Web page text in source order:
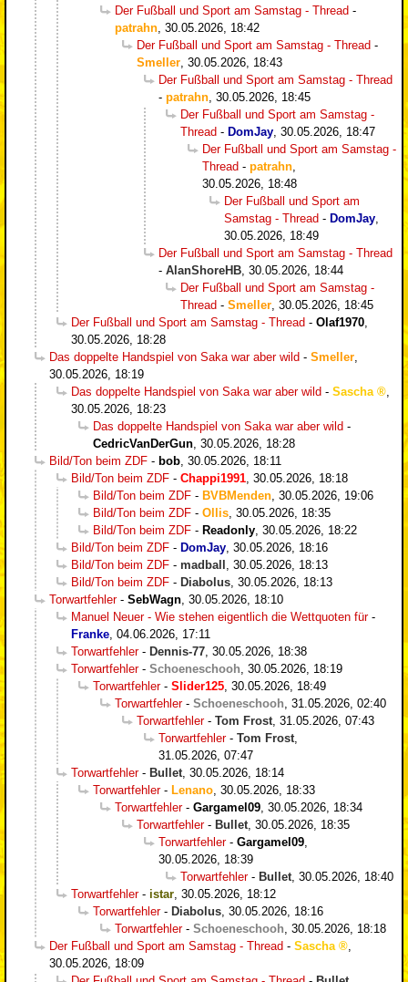
Der Fußball und Sport am Samstag - Thread -
patrahn 30.05.2026, 18:42
Der Fußball und Sport am Samstag - Thread -
Smeller 30.05.2026, 18:43
Der Fußball und Sport am Samstag - Thread
- patrahn 30.05.2026, 18:45
Der Fußball und Sport am Samstag -
Thread - DomJay 30.05.2026, 18:47
Der Fußball und Sport am Samstag -
Thread - patrahn
30.05.2026, 18:48
Der Fußball und Sport am
Samstag - Thread - DomJay
30.05.2026, 18:49
Der Fußball und Sport am Samstag - Thread
- AlanShoreHB 30.05.2026, 18:44
Der Fußball und Sport am Samstag -
Thread - Smeller 30.05.2026, 18:45
Der Fußball und Sport am Samstag - Thread - Olaf1970
30.05.2026, 18:28
Das doppelte Handspiel von Saka war aber wild - Smeller
30.05.2026, 18:19
Das doppelte Handspiel von Saka war aber wild - Sascha
30.05.2026, 18:23
Das doppelte Handspiel von Saka war aber wild -
CedricVanDerGun 30.05.2026, 18:28
Bild/Ton beim ZDF - bob 30.05.2026, 18:11
Bild/Ton beim ZDF - Chappi1991 30.05.2026, 18:18
Bild/Ton beim ZDF - BVBMenden 30.05.2026, 19:06
Bild/Ton beim ZDF - Ollis 30.05.2026, 18:35
Bild/Ton beim ZDF - Readonly 30.05.2026, 18:22
Bild/Ton beim ZDF - DomJay 30.05.2026, 18:16
Bild/Ton beim ZDF - madball
30.05.2026, 18:13
Bild/Ton beim ZDF - Diabolus 30.05.2026, 18:13
Torwartfehler- SebWagn 30.05.2026, 18:10
Manuel Neuer - Wie stehen eigentlich die Wettquoten für-
Franke 04.06.2026, 17:11
Torwartfehler- Dennis-77 30.05.2026, 18:38
Torwartfehler- Schoeneschooh 30.05.2026, 18:19
Torwartfehler- Slider125 30.05.2026, 18:49
Torwartfehler- Schoeneschooh 31.05.2026, 02:40
Torwartfehler- Tom Frost 31.05.2026, 07:43
Torwartfehler- Tom Frost
31.05.2026, 07:47
Torwartfehler- Bullet 30.05.2026, 18:14
Torwartfehler- Lenano 30.05.2026, 18:33
Torwartfehler- Gargamel09 30.05.2026, 18:34
Torwartfehler- Bullet 30.05.2026, 18:35
Torwartfehler- Gargamel09
30.05.2026, 18:39
Torwartfehler- Bullet 30.05.2026, 18:40
Torwartfehler- istar 30.05.2026, 18:12
Torwartfehler- Diabolus 30.05.2026, 18:16
Torwartfehler- Schoeneschooh 30.05.2026, 18:18
Der Fußball und Sport am Samstag - Thread - Sascha
30.05.2026, 18:09